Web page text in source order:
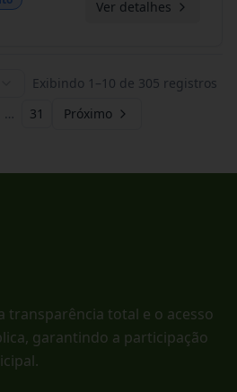
Ver detalhes
Exibindo 1 –10 de 305 registros
… 31 Próximo
transparência total e o acesso
garantindo a participação